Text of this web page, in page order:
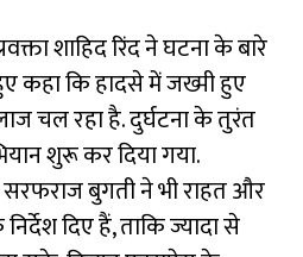
शाहिद रिंद ने घटना के बारे
कहा कि हादसे में जख्मी हुए
चल रहा है. दुर्घटना के तुरंत
शुरू कर दिया गया.
सरफराज बुगती ने भी राहत और
दिए हैं, ताकि ज्यादा से